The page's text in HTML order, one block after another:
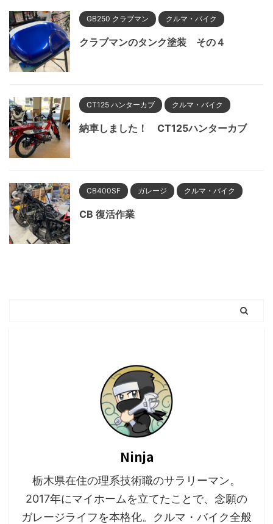
GB250 クラブマン クルマ・バイク
クラブマンのタンク塗装 その４
CT125 ハンターカブ クルマ・バイク
納車しました！ CT125ハンターカブ
CB400SF ガレージ クルマ・バイク
CB 復活作業
Ninja
栃木県在住の理系技術職のサラリーマン。
2017年にマイホームを立てたことで、念願の
ガレージライフを本格化。クルマ・バイク全般